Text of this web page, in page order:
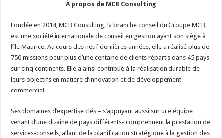
À propos de MCB Consulting
Fondée en 2014, MCB Consulting, la branche conseil du Groupe MCB,
est une société internationale de conseil en gestion ayant son siège à
l’île Maurice. Au cours des neuf dernières années, elle a réalisé plus de
750 missions pour plus d’une centaine de clients répartis dans 45 pays
sur cinq continents. Elle a ainsi contribué à la réalisation durable de
leurs objectifs en matière d’innovation et de développement
commercial.
Ses domaines d’expertise clés – s’appuyant aussi sur une équipe
venant d’une dizaine de pays différents- comprennent la prestation de
services-conseils, allant de la planification stratégique à la gestion des